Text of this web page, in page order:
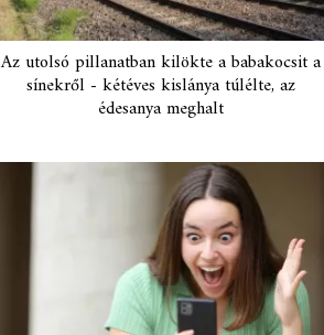
Az utolsó pillanatban kilökte a babakocsit a
sínekről - kétéves kislánya túlélte, az
édesanya meghalt